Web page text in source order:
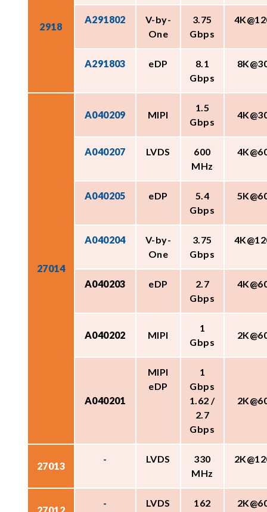
2918
A291802
V-by-
One
3.75
Gbps
A291803 eDP
8.1
Gbps
27014
A040209 MIPI
1.5
Gbps
A040207 LVDS
600
MHz
A040205 eDP
5.4
Gbps
A040204
V-by-
One
3.75
Gbps
A040203 eDP
2.7
Gbps
A040202 MIPI
1
Gbps
A040201
MIPI
eDP
1
Gbps
1.62 /
2.7
Gbps
27013
- LVDS
330
MHz
- LVDS
162